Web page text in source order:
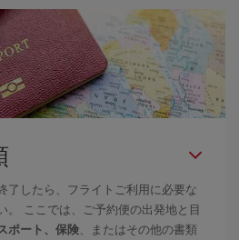
了したら、フライトご利用に必要な
。 ここでは、ご予約便の出発地と目
ポート、保険、またはその他の書類